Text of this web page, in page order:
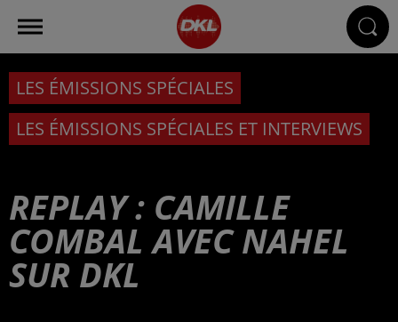
LES ÉMISSIONS SPÉCIALES
LES ÉMISSIONS SPÉCIALES ET INTERVIEWS
REPLAY : CAMILLE
COMBAL AVEC NAHEL
SUR DKL